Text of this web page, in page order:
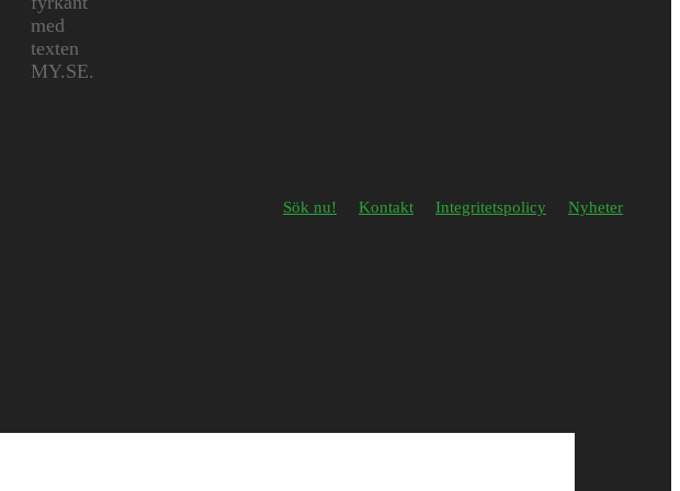
Sök nu! Kontakt Integritetspolicy Nyheter